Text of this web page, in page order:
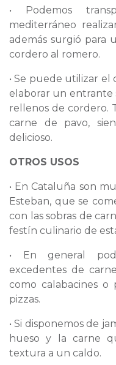
• Podemos
mediterráneo
además surgió para
cordero al romero.
• Se puede utilizar el
elaborar un entrante
rellenos de cordero.
carne de pavo,
delicioso.
OTROS USOS
• En Cataluña son
Esteban, que se
con las sobras de
festín culinario de
• En general
excedentes de
como calabacines o
pizzas.
• Si disponemos de
hueso y la carne
textura a un caldo.